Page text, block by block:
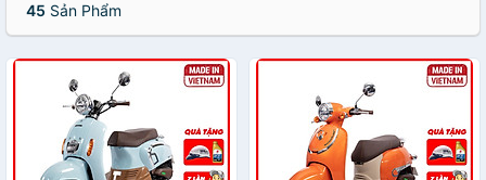
45 Sản Phẩm